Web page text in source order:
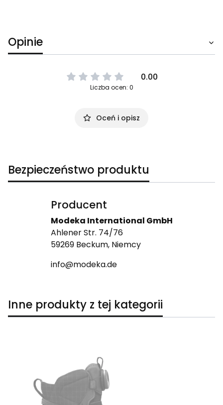
Opinie
0.00
Liczba ocen: 0
Oceń i opisz
Bezpieczeństwo produktu
Producent
Modeka International GmbH
Ahlener Str. 74/76
59269 Beckum, Niemcy
info@modeka.de
Inne produkty z tej kategorii